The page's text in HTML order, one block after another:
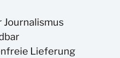
Journalismus
Lieferung